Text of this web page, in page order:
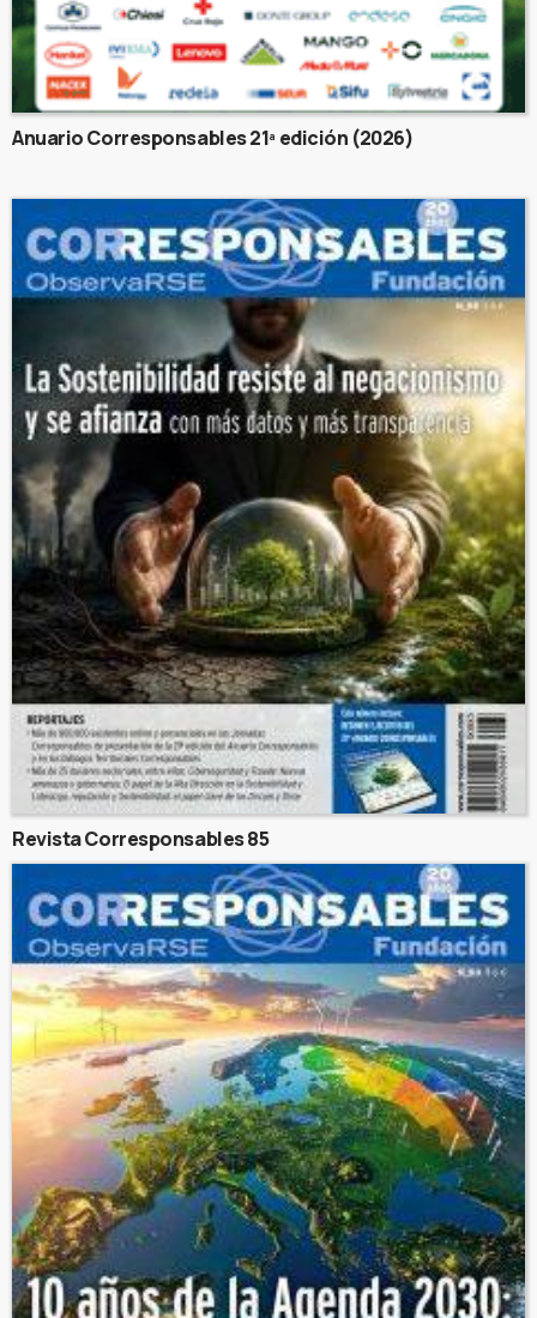
Anuario Corresponsables 21ª edición (2026)
Revista Corresponsables 85